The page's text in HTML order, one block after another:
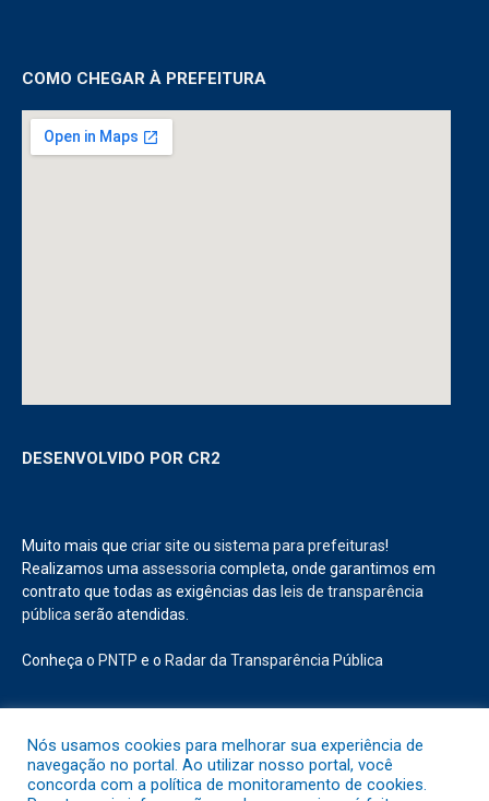
COMO CHEGAR À PREFEITURA
DESENVOLVIDO POR CR2
Muito mais que criar site ou sistema para prefeituras!
Realizamos uma assessoria completa, onde garantimos em
contrato que todas as exigências das leis de transparência
pública serão atendidas.
Conheça o PNTP e o Radar da Transparência Pública
Todos os direitos reservados a Prefeitura Municipal de Abaetetuba.
Nós usamos cookies para melhorar sua experiência de
navegação no portal. Ao utilizar nosso portal, você
concorda com a política de monitoramento de cookies.